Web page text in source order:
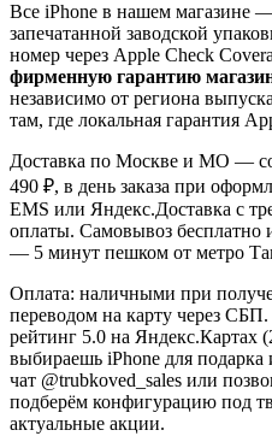
Все iPhone в нашем магазине
запечатанной заводской
номер через Apple Check
фирменную гарантию
независимо от региона
там, где локальная гарантия
Доставка по Москве и МО —
490 ₽, в день заказа при
EMS или Яндекс.Доставка с
оплаты. Самовывоз бесплатно
— 5 минут пешком от метро
Оплата: наличными при
переводом на карту через
рейтинг 5.0 на Яндекс.Картах
выбираешь iPhone для
чат @trubkoved_sales или
подберём конфигурацию под
актуальные акции.